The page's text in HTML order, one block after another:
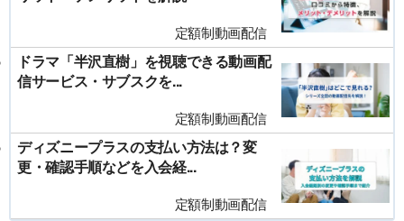
定額制動画配信
ドラマ「半沢直樹」を視聴できる動画配
信サービス・サブスクを...
定額制動画配信
ディズニープラスの支払い方法は？変
更・確認手順などを入会経...
定額制動画配信